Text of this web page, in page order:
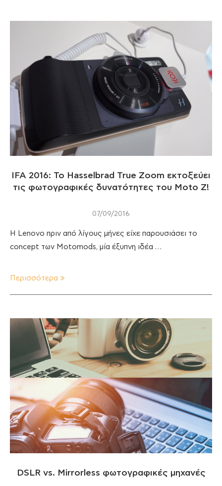
IFA 2016: To Hasselbrad True Zoom εκτοξεύει
τις φωτογραφικές δυνατότητες του Moto Z!
07/09/2016
Η Lenovo πριν από λίγους μήνες είχε παρουσιάσει το
concept των Motomods, μία έξυπνη ιδέα …
Περισσότερα
DSLR vs. Mirrorless φωτογραφικές μηχανές